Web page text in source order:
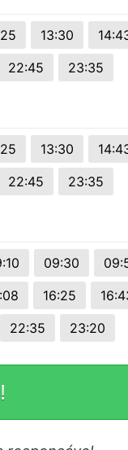
13:30
22:45 23:35
13:30
22:45 23:35
09:30
16:25
22:35 23:20